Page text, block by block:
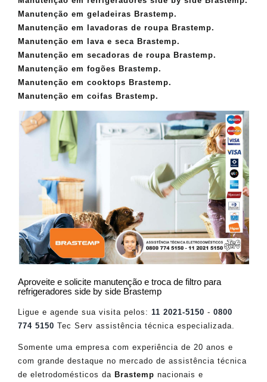
Manutenção em geladeiras Brastemp.
Manutenção em lavadoras de roupa Brastemp.
Manutenção em lava e seca Brastemp.
Manutenção em secadoras de roupa Brastemp.
Manutenção em fogões Brastemp.
Manutenção em cooktops Brastemp.
Manutenção em coifas Brastemp.
Aproveite e solicite manutenção e troca de filtro para
refrigeradores side by side Brastemp
Ligue e agende sua visita pelos: 11 2021-5150 - 0800
774 5150 Tec Serv assistência técnica especializada.
Somente uma empresa com experiência de 20 anos e
com grande destaque no mercado de assistência técnica
de eletrodomésticos da Brastemp nacionais e